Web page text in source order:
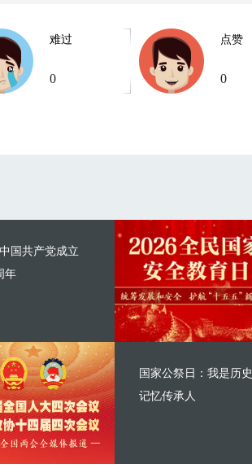
难过
0
点赞
0
国共产党成立
年
国家公祭日：我是历史
记忆传承人